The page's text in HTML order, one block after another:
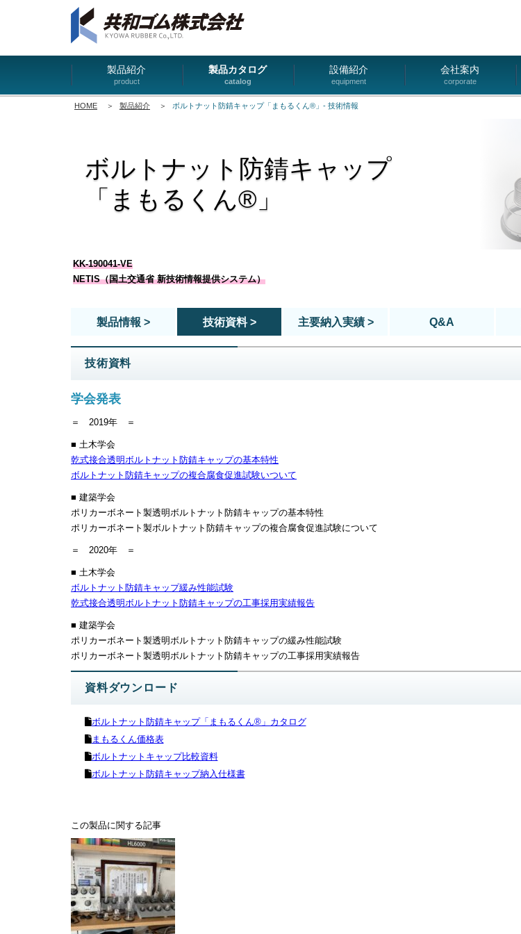
製品紹介
product
製品カタログ
catalog
設備紹介
equipment
会社案内
corporate
HOME ＞ 製品紹介 ＞ ボルトナット防錆キャップ「まもるくん®」- 技術情報
ボルトナット防錆キャップ
「まもるくん®」
KK-190041-VE
NETIS（国土交通省 新技術情報提供システム）
製品情報 > 技術資料 > 主要納入実績 > Q&A
技術資料
学会発表
＝ 2019年 ＝
■ 土木学会
乾式接合透明ボルトナット防錆キャップの基本特性
ボルトナット防錆キャップの複合腐食促進試験いついて
■ 建築学会
ポリカーボネート製透明ボルトナット防錆キャップの基本特性
ポリカーボネート製ボルトナット防錆キャップの複合腐食促進試験について
＝ 2020年 ＝
■ 土木学会
ボルトナット防錆キャップ緩み性能試験
乾式接合透明ボルトナット防錆キャップの工事採用実績報告
■ 建築学会
ポリカーボネート製透明ボルトナット防錆キャップの緩み性能試験
ポリカーボネート製透明ボルトナット防錆キャップの工事採用実績報告
資料ダウンロード
ボルトナット防錆キャップ「まもるくん®」カタログ
まもるくん価格表
ボルトナットキャップ比較資料
ボルトナット防錆キャップ納入仕様書
この製品に関する記事